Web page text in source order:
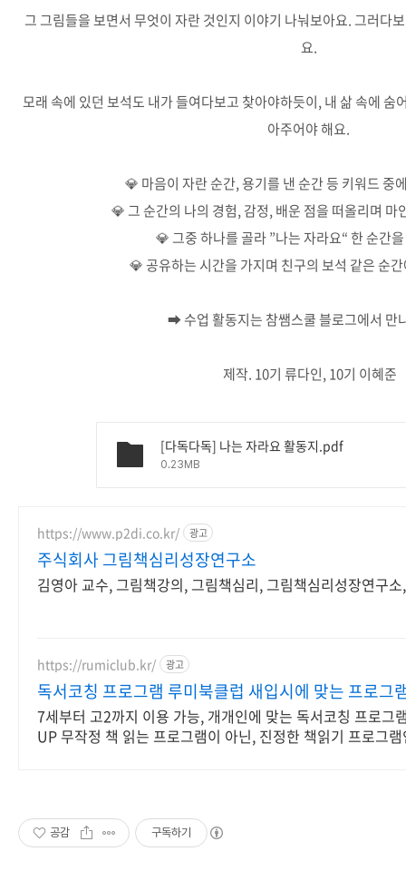
그 그림들을 보면서 무엇이 자란 것인지 이야기 나눠보아요. 그러다
요.
모래 속에 있던 보석도 내가 들여다보고 찾아야하듯이, 내 삶 속에 숨
아주어야 해요.
💎 마음이 자란 순간, 용기를 낸 순간 등 키워드 중
💎 그 순간의 나의 경험, 감정, 배운 점을 떠올리며
💎 그중 하나를 골라 ”나는 자라요“ 한 순간
💎 공유하는 시간을 가지며 친구의 보석 같은 순
➡ 수업 활동지는 참쌤스쿨 블로그에서 만
제작. 10기 류다인, 10기 이혜준
[다독다독] 나는 자라요 활동지.pdf
0.23MB
https://www.p2di.co.kr/ 광고
주식회사 그림책심리성장연구소
김영아 교수, 그림책강의, 그림책심리, 그림책심리성장연구
https://rumiclub.kr/ 광고
독서코칭 프로그램 루미북클럽 새입시에 맞는 프로그
7세부터 고2까지 이용 가능, 개개인에 맞는 독서코칭 프로그
UP 무작정 책 읽는 프로그램이 아닌, 진정한 책읽기 프로그
공감 구독하기